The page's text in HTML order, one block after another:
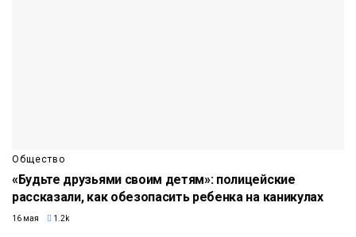
Общество
«Будьте друзьями своим детям»: полицейские
рассказали, как обезопасить ребенка на каникулах
16 мая 1.2k